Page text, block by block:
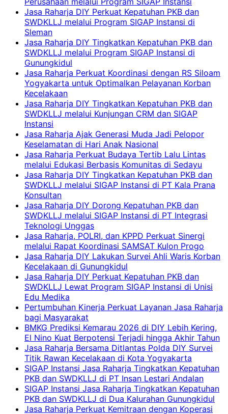
Jasa Raharja DIY Perkuat Kepatuhan PKB dan
SWDKLLJ melalui Program SIGAP Instansi di
Sleman
Jasa Raharja DIY Tingkatkan Kepatuhan PKB dan
SWDKLLJ melalui Program SIGAP Instansi di
Gunungkidul
Jasa Raharja Perkuat Koordinasi dengan RS Siloam
Yogyakarta untuk Optimalkan Pelayanan Korban
Kecelakaan
Jasa Raharja DIY Tingkatkan Kepatuhan PKB dan
SWDKLLJ melalui Kunjungan CRM dan SIGAP
Instansi
Jasa Raharja Ajak Generasi Muda Jadi Pelopor
Keselamatan di Hari Anak Nasional
Jasa Raharja Perkuat Budaya Tertib Lalu Lintas
melalui Edukasi Berbasis Komunitas di Sedayu
Jasa Raharja DIY Tingkatkan Kepatuhan PKB dan
SWDKLLJ melalui SIGAP Instansi di PT Kala Prana
Konsultan
Jasa Raharja DIY Dorong Kepatuhan PKB dan
SWDKLLJ melalui SIGAP Instansi di PT Integrasi
Teknologi Unggas
Jasa Raharja, POLRI, dan KPPD Perkuat Sinergi
melalui Rapat Koordinasi SAMSAT Kulon Progo
Jasa Raharja DIY Lakukan Survei Ahli Waris Korban
Kecelakaan di Gunungkidul
Jasa Raharja DIY Perkuat Kepatuhan PKB dan
SWDKLLJ Lewat Program SIGAP Instansi di Unisi
Edu Medika
Pertumbuhan Kinerja Perkuat Layanan Jasa Raharja
bagi Masyarakat
BMKG Prediksi Kemarau 2026 di DIY Lebih Kering,
El Nino Kuat Berpotensi Terjadi hingga Akhir Tahun
Jasa Raharja Bersama Ditlantas Polda DIY Survei
Titik Rawan Kecelakaan di Kota Yogyakarta
SIGAP Instansi Jasa Raharja Tingkatkan Kepatuhan
PKB dan SWDKLLJ di PT Insan Lestari Andalan
SIGAP Instansi Jasa Raharja Tingkatkan Kepatuhan
PKB dan SWDKLLJ di Dua Kalurahan Gunungkidul
Jasa Raharja Perkuat Kemitraan dengan Koperasi